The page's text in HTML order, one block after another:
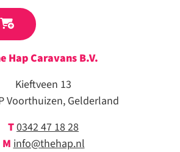
Hap Caravans B.V.
Kieftveen 13
Voorthuizen, Gelderland
T0342 47 18 28
M info@thehap.nl